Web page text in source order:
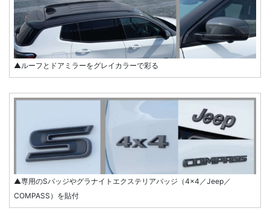
▲ルーフとドアミラーをグレイカラーで彩る
▲専用のSバッジやグラナイトエクステリアバッジ（4×4／Jeep／
COMPASS）を貼付